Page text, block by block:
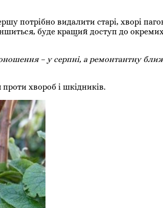
потрібно видалити старі, хворі
буде кращий доступ до окремих
– у серпні, а ремонтантну
хвороб і шкідників.